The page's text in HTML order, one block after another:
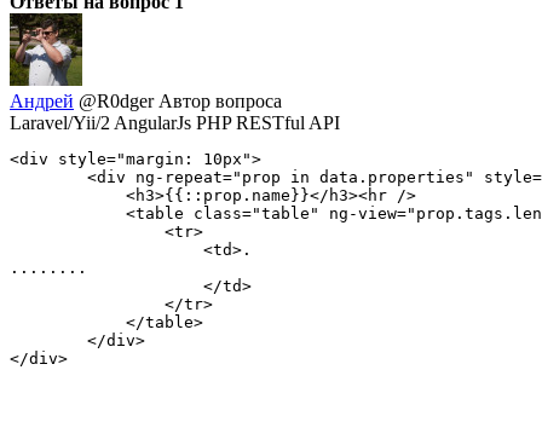
Андрей @R0dger Автор вопроса
Laravel/Yii/2 AngularJs PHP RESTful API
<div style="margin: 10px">
<div ng-repeat="prop in data.properties"
            <h3>{{::prop.name}}</h3><hr />
<table class="table" ng-
                <tr>
                    <td>.
........
                    </td>
                </tr>
            </table>
        </div>
</div>